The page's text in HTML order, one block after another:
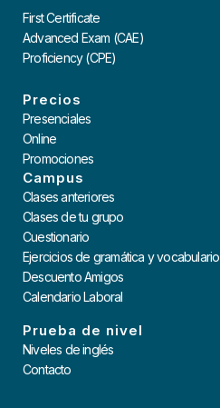
First Certificate
Advanced Exam (CAE)
Proficiency (CPE)
Precios
Presenciales
Online
Promociones
Campus
Clases anteriores
Clases de tu grupo
Cuestionario
Ejercicios de gramática y vocabulario
Descuento Amigos
Calendario Laboral
Prueba de nivel
Niveles de inglés
Contacto